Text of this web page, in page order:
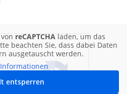
reCAPTCHAladen, um das
beachten Sie, dass dabei Daten
ausgetauscht werden.
entsperren